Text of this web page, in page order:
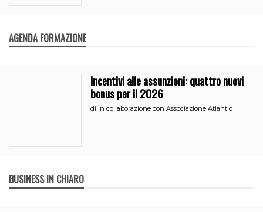
AGENDA FORMAZIONE
Incentivi alle assunzioni: quattro nuovi
bonus per il 2026
di in collaborazione con Associazione Atlantic
BUSINESS IN CHIARO